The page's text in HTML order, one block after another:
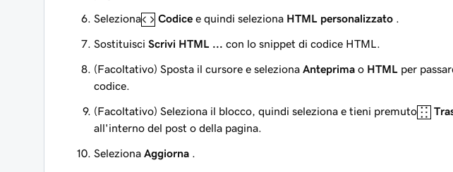
Seleziona Codice e quindi seleziona HTML personalizzato
Sostituisci Scrivi HTML ... con lo snippet di codice HTML.
(Facoltativo) Sposta il cursore e seleziona Anteprima o HTML
per
codice.
(Facoltativo) Seleziona il blocco, quindi seleziona e tieni premuto
all'interno del post o della pagina.
Seleziona Aggiorna .